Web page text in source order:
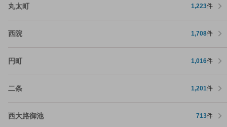
丸太町 1,223件
西院 1,708件
円町 1,016件
二条 1,201件
西大路御池 713件